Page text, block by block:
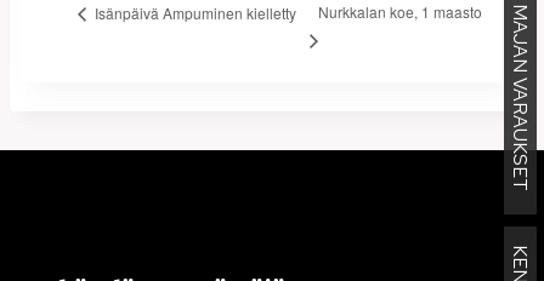
MAJAN VARAUKSET
Isänpäivä Ampuminen kielletty Nurkkalan koe, 1 maasto